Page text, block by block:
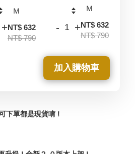
+NT$ 632
NT$ 790
- +NT$ 632
NT$ 790
加入購物車
下單都是現貨唷 !